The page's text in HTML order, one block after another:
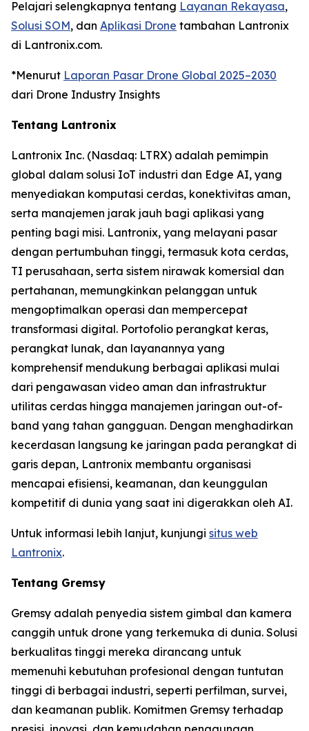
Pelajari selengkapnya tentang Layanan Rekayasa,
Solusi SOM, dan Aplikasi Drone tambahan Lantronix
di Lantronix.com.
*Menurut Laporan Pasar Drone Global 2025–2030
dari Drone Industry Insights
Tentang Lantronix
Lantronix Inc. (Nasdaq: LTRX) adalah pemimpin
global dalam solusi IoT industri dan Edge AI, yang
menyediakan komputasi cerdas, konektivitas aman,
serta manajemen jarak jauh bagi aplikasi yang
penting bagi misi. Lantronix, yang melayani pasar
dengan pertumbuhan tinggi, termasuk kota cerdas,
TI perusahaan, serta sistem nirawak komersial dan
pertahanan, memungkinkan pelanggan untuk
mengoptimalkan operasi dan mempercepat
transformasi digital. Portofolio perangkat keras,
perangkat lunak, dan layanannya yang
komprehensif mendukung berbagai aplikasi mulai
dari pengawasan video aman dan infrastruktur
utilitas cerdas hingga manajemen jaringan out-of-
band yang tahan gangguan. Dengan menghadirkan
kecerdasan langsung ke jaringan pada perangkat di
garis depan, Lantronix membantu organisasi
mencapai efisiensi, keamanan, dan keunggulan
kompetitif di dunia yang saat ini digerakkan oleh AI.
Untuk informasi lebih lanjut, kunjungi situs web
Lantronix.
Tentang Gremsy
Gremsy adalah penyedia sistem gimbal dan kamera
canggih untuk drone yang terkemuka di dunia. Solusi
berkualitas tinggi mereka dirancang untuk
memenuhi kebutuhan profesional dengan tuntutan
tinggi di berbagai industri, seperti perfilman, survei,
dan keamanan publik. Komitmen Gremsy terhadap